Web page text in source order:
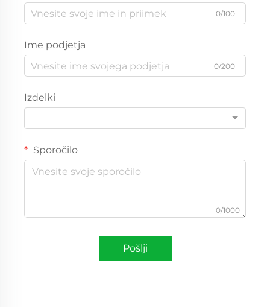
0/100
Ime podjetja
0/200
Izdelki
Sporočilo
0/1000
Pošlji